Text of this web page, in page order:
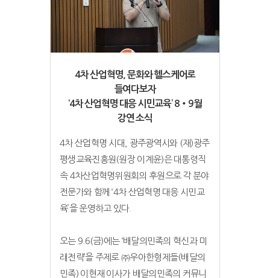
4차 산업혁명, 문화와 헬스케어로
들여다보자
‘4차 산업혁명 대응 시민교육’ 8‧9월
강연 소식
4차 산업혁명 시대, 광주광역시와 (재)광주
평생교육진흥원(원장 이계윤)은 대통령직
속 4차산업혁명위원회의 후원으로 각 분야
전문가와 함께 ‘4차 산업혁명 대응 시민교
육’을 운영하고 있다.
오는 9.6(금)에는 ‘배달의민족의 혁신과 미
래전략’을 주제로 ㈜우아한형제들(배달의
민족) 이현재 이사가 배달의민족의 커뮤니